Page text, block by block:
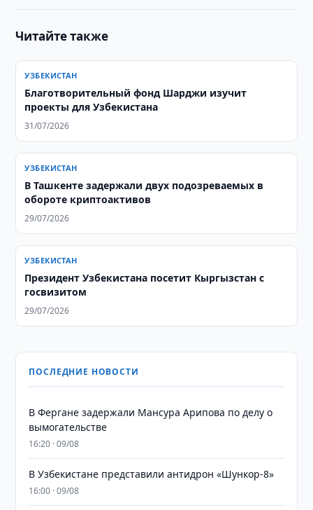
Читайте также
УЗБЕКИСТАН
Благотворительный фонд Шарджи изучит
проекты для Узбекистана
31/07/2026
УЗБЕКИСТАН
В Ташкенте задержали двух подозреваемых в
обороте криптоактивов
29/07/2026
УЗБЕКИСТАН
Президент Узбекистана посетит Кыргызстан с
госвизитом
29/07/2026
ПОСЛЕДНИЕ НОВОСТИ
В Фергане задержали Мансура Арипова по делу о
вымогательстве
16:20 · 09/08
В Узбекистане представили антидрон «Шункор-8»
16:00 · 09/08